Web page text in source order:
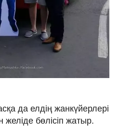
да елдің жанкүйерлері
бөлісіп жатыр.